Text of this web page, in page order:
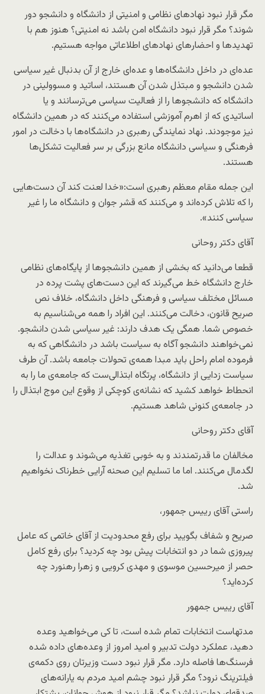
مگر قرار نبود نهادهای نظامی و امنیتی از دانشگاه و دانشجو دور
شوند؟ مگر قرار نبود دانشگاه امن باشد نه امنیتی؟ هنوز هم با
تهدیدها و احضارهای نهادهای اطلاعاتی مواجه هستیم.
عده‌ای در داخل دانشگاه‌ها و عده‌ای خارج از آن بدنبال غیر سیاسی
شدن دانشجو و مبتذل شدن آن هستند، اساتید و مسوولینی در
دانشگاه که دانشجوها را از فعالیت سیاسی می‌ترسانند و یا
اساتیدی که از اهرم آموزشی استفاده می‌کنند که در همین دانشگاه
نیز موجودند. نهاد نمایندگی رهبری در دانشگاه‌ها با دخالت در امور
فرهنگی و سیاسی دانشگاه مانع بزرگی بر سر فعالیت تشکل‌ها
هستند.
این جمله مقام معظم رهبری است:«خدا لعنت کند آن دست‌هایی
را که تلاش کرده‌اند و می‌کنند که قشر جوان و دانشگاه ما را غیر
سیاسی کنند».
آقای دکتر روحانی
قطعا می‌دانید که بخشی از همین دانشجوها از پایگاه‌های نظامی
خارج دانشگاه خط می‌گیرند که این دست‌های پشت پرده در
مسائل مختلف سیاسی و فرهنگی داخل دانشگاه، خلاف نص
صریح قانون، دخالت می‌کنند. این افراد را همه می‌شناسیم به
خصوص شما. همگی یک هدف دارند: غیر سیاسی شدن دانشجو.
نمی‌خواهند دانشجو آگاه به سیاست باشد در دانشگاهی که به
فرموده امام راحل باید مبدا همه‌ی تحولات جامعه باشد. آن طرف
سیاست زدایی از دانشگاه، پرتگاه ابتذالی‌ست که جامعه‌ی ما را به
انحطاط خواهد کشید که نشانه‌ی کوچکی از وقوع این موج ابتذال را
در جامعه‌ی کنونی شاهد هستیم.
آقای دکتر روحانی
مخالفان ما قدرتمندند و به خوبی تغذیه می‌شوند و عدالت را
لگدمال می‌کنند. اما ما تسلیم این صحنه آرایی خطرناک نخواهیم
شد.
راستی آقای رییس جمهور،
صریح و شفاف بگویید برای رفع محدودیت از آقای خاتمی که عامل
پیروزی شما در دو انتخابات پیش بود چه کردید؟ برای رفع کامل
حصر از میرحسین موسوی و مهدی کرویی و زهرا رهنورد چه
کرده‌اید؟
آقای رییس جمهور
مدتهاست انتخابات تمام شده است، تا کی می‌خواهید وعده
دهید، عملکرد دولت تدبیر و امید امروز از وعده‌های داده شده
فرسنگ‌ها فاصله دارد. مگر قرار نبود دست وزیرتان روی دکمه‌ی
فیلترینگ نرود؟ مگر قرار نبود چشم امید مردم به یارانه‌های